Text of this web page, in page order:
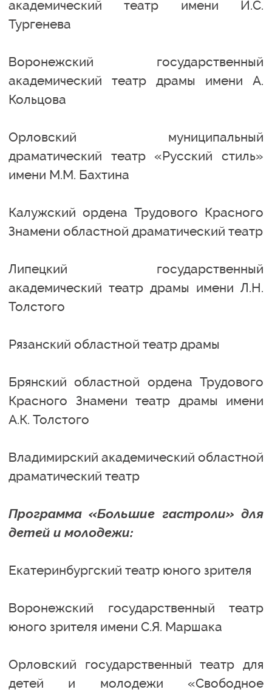
академический театр имени И.С.
Тургенева
Воронежский государственный
академический театр драмы имени А.
Кольцова
Орловский муниципальный
драматический театр «Русский стиль»
имени М.М. Бахтина
Калужский ордена Трудового Красного
Знамени областной драматический театр
Липецкий государственный
академический театр драмы имени Л.Н.
Толстого
Рязанский областной театр драмы
Брянский областной ордена Трудового
Красного Знамени театр драмы имени
А.К. Толстого
Владимирский академический областной
драматический театр
Программа «Большие гастроли» для
детей и молодежи:
Екатеринбургский театр юного зрителя
Воронежский государственный театр
юного зрителя имени С.Я. Маршака
Орловский государственный театр для
детей и молодежи «Свободное